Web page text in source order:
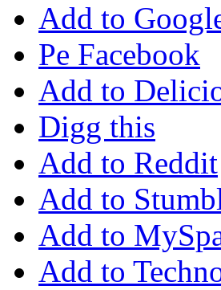
Add to
Pe Facebook
Add to
Digg this
Add to Reddit
Add to
Add to
Add to